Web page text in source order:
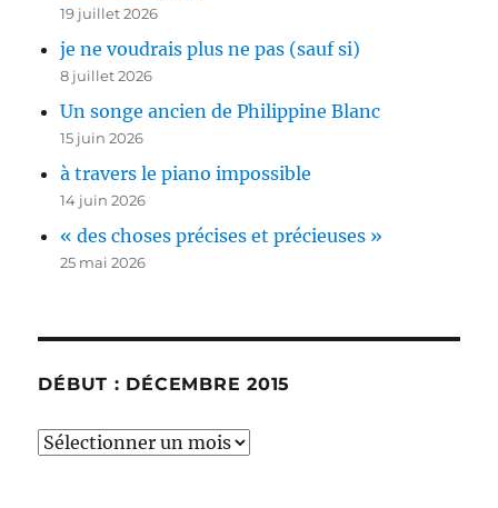
19 juillet 2026
je ne voudrais plus ne pas (sauf si)
8 juillet 2026
Un songe ancien de Philippine Blanc
15 juin 2026
à travers le piano impossible
14 juin 2026
« des choses précises et précieuses »
25 mai 2026
DÉBUT : DÉCEMBRE 2015
début